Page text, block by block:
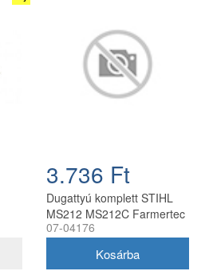
3.736 Ft
Dugattyú komplett STIHL
MS212 MS212C Farmertec
láncfűrészhez
07-04176